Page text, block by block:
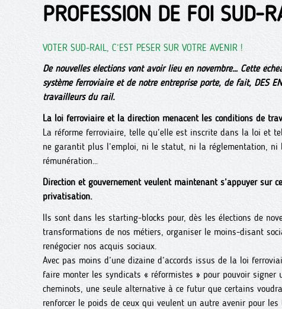
PROFESSION DE FOI SUD-
VOTER SUD-RAIL, C’EST PESER SUR VOTRE AVENIR !
De nouvelles élections vont avoir lieu en novembre… Cette
système ferroviaire et de notre entreprise porte, de fait, DES
travailleurs du rail.
La loi ferroviaire et la direction menacent les conditions de
La réforme ferroviaire, telle qu’elle est inscrite dans la loi et
ne garantit plus l’emploi, ni le statut, ni la réglementation, ni
rémunération…
Direction et gouvernement veulent maintenant s’appuyer sur
privatisation.
Ils sont dans les starting-blocks pour, dès les élections de
transformations de nos métiers, organiser le moins-disant
renégocier nos acquis sociaux.
Avec pas moins d’une dizaine d’accords issus de la loi
faire monter les syndicats « réformistes » pour pouvoir signer
cheminots, une seule alternative à ce futur que certains
renforcer le poids de ceux qui veulent un autre avenir pour